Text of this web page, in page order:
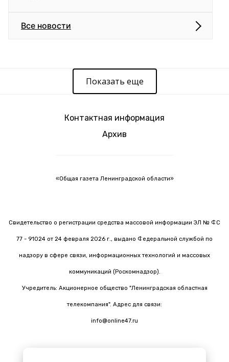
Все новости
Показать еще
Контактная информация
Архив
«Общая газета Ленинградской области»
Свидетельство о регистрации средства массовой информации ЭЛ № ФС
77 - 91024 от 24 февраля 2026 г., выдано Федеральной службой по
надзору в сфере связи, информационных технологий и массовых
коммуникаций (Роскомнадзор).
Учредитель: Акционерное общество "Ленинградская областная
телекомпания". Адрес для связи:
info@online47.ru